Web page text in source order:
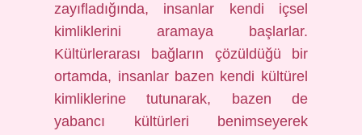
zayıfladığında, insanlar kendi içsel
kimliklerini aramaya başlarlar.
Kültürlerarası bağların çözüldüğü bir
ortamda, insanlar bazen kendi kültürel
kimliklerine tutunarak, bazen de
yabancı kültürleri benimseyerek